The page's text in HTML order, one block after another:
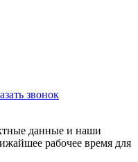
звонок
данные и наши
рабочее время для